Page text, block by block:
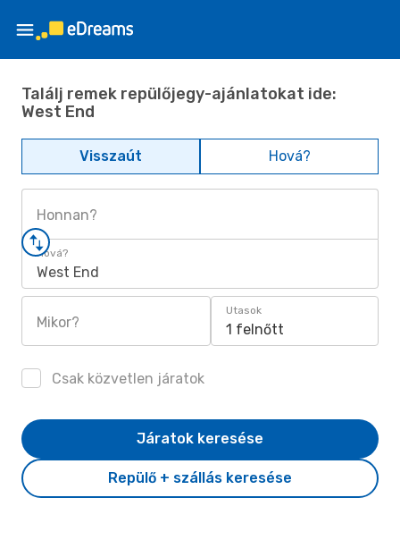
Találj remek repülőjegy-ajánlatokat ide:
West End
Visszaút Hová?
Honnan?
Hová?
West End
Mikor?
Utasok
1 felnőtt
Csak közvetlen járatok
Repülő + szállás keresése
Járatok keresése